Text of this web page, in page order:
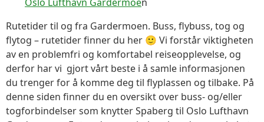
Rutetider til og fra Gardermoen. Buss, flybuss, tog og
flytog – rutetider finner du her 🙂 Vi forstår viktigheten
av en problemfri og komfortabel reiseopplevelse, og
derfor har vi gjort vårt beste i å samle informasjonen
du trenger for å komme deg til flyplassen og tilbake. På
denne siden finner du en oversikt over buss- og/eller
togforbindelser som knytter Spaberg til Oslo Lufthavn